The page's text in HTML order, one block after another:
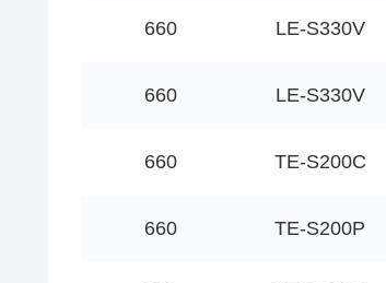
660 LE-S330V
660 LE-S330V
660 TE-S200C
660 TE-S200P